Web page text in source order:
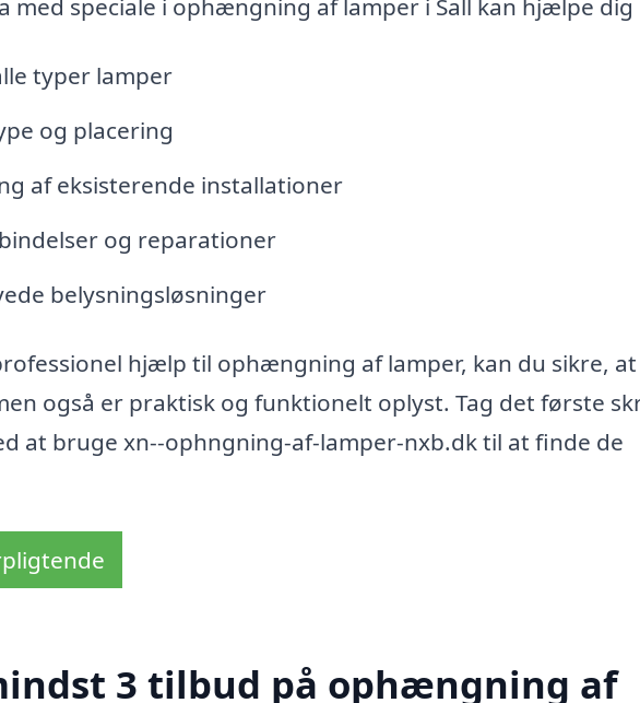
typer lamper
og placering
af eksisterende installationer
og reparationer
belysningsløsninger
hjælp til ophængning af lamper, kan du sikre,
også er praktisk og funktionelt oplyst. Tag det første
at bruge xn--ophngning-af-lamper-nxb.dk til at finde de
3 tilbud på ophængning af